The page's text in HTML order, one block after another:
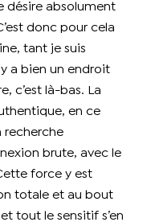
désire absolument
donc pour cela
tant je suis
a bien un endroit
c’est là-bas. La
en ce
recherche
brute, avec le
force y est
totale et au bout
tout le sensitif s’en